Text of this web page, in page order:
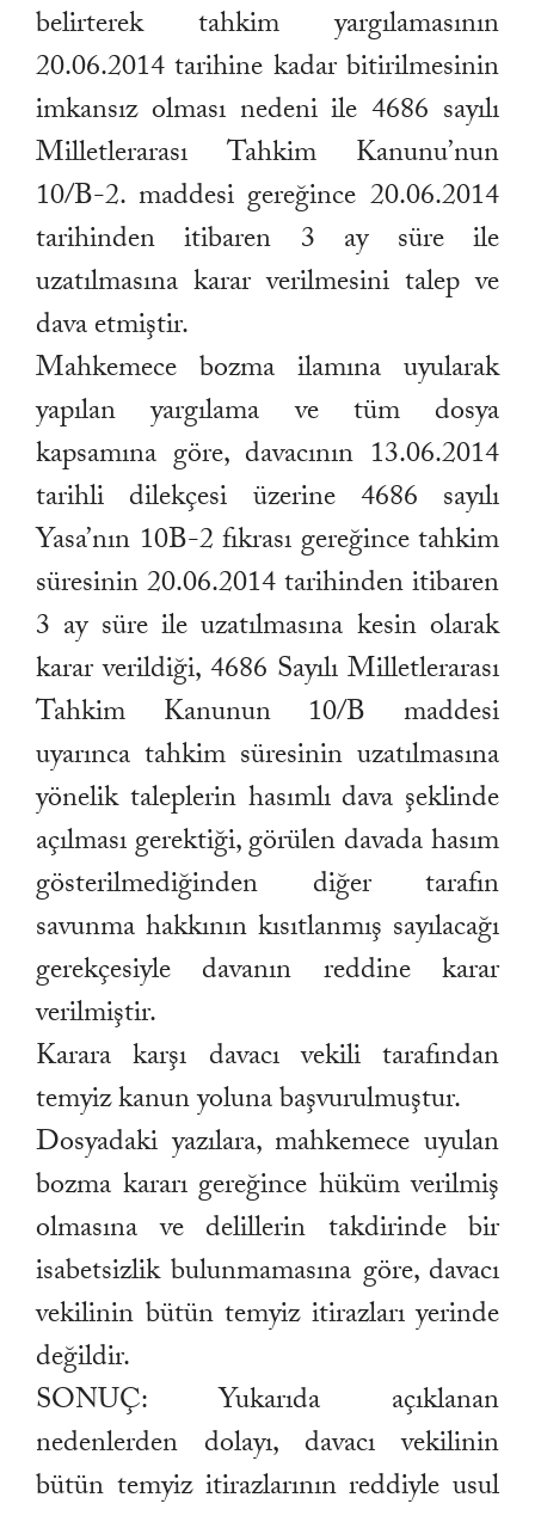
belirterek tahkim yargılamasının
20.06.2014 tarihine kadar bitirilmesinin
imkansız olması nedeni ile 4686 sayılı
Milletlerarası Tahkim Kanunu’nun
10/B-2. maddesi gereğince 20.06.2014
tarihinden itibaren 3 ay süre ile
uzatılmasına karar verilmesini talep ve
dava etmiştir.
Mahkemece bozma ilamına uyularak
yapılan yargılama ve tüm dosya
kapsamına göre, davacının 13.06.2014
tarihli dilekçesi üzerine 4686 sayılı
Yasa’nın 10B-2 fıkrası gereğince tahkim
süresinin 20.06.2014 tarihinden itibaren
3 ay süre ile uzatılmasına kesin olarak
karar verildiği, 4686 Sayılı Milletlerarası
Tahkim Kanunun 10/B maddesi
uyarınca tahkim süresinin uzatılmasına
yönelik taleplerin hasımlı dava şeklinde
açılması gerektiği, görülen davada hasım
gösterilmediğinden diğer tarafın
savunma hakkının kısıtlanmış sayılacağı
gerekçesiyle davanın reddine karar
verilmiştir.
Karara karşı davacı vekili tarafından
temyiz kanun yoluna başvurulmuştur.
Dosyadaki yazılara, mahkemece uyulan
bozma kararı gereğince hüküm verilmiş
olmasına ve delillerin takdirinde bir
isabetsizlik bulunmamasına göre, davacı
vekilinin bütün temyiz itirazları yerinde
değildir.
SONUÇ: Yukarıda açıklanan
nedenlerden dolayı, davacı vekilinin
bütün temyiz itirazlarının reddiyle usul